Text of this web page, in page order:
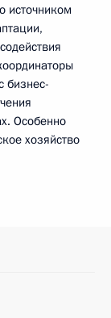
источником
бизнес-
Особенно
хозяйство